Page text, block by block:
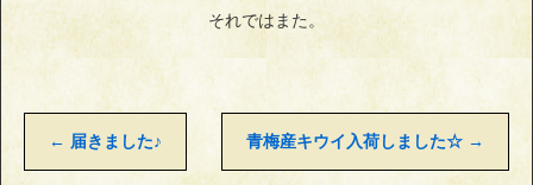
それではまた。
← 届きました♪ 青梅産キウイ入荷しました☆ →